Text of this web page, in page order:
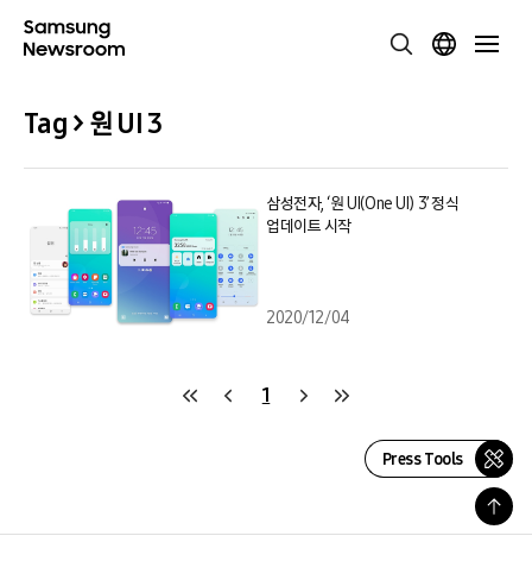
Tag > 원 UI 3
삼성전자, ‘원 UI(One UI) 3’ 정식
업데이트 시작
2020/12/04
1
Press Tools